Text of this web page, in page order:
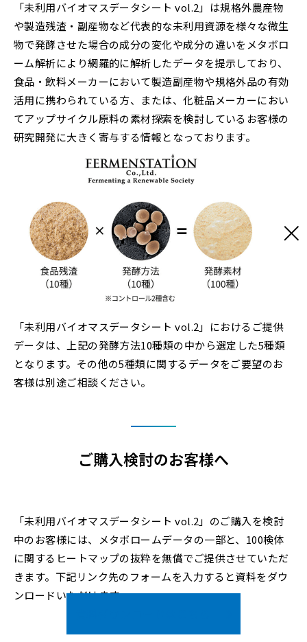
「未利用バイオマスデータシート vol.2」は規格外農産物
や製造残渣・副産物など代表的な未利用資源を様々な微生
物で発酵させた場合の成分の変化や成分の違いをメタボロ
ーム解析により網羅的に解析したデータを提示しており、
食品・飲料メーカーにおいて製造副産物や規格外品の有効
活用に携わられている方、または、化粧品メーカーにおい
てアップサイクル原料の素材探索を検討しているお客様の
研究開発に大きく寄与する情報となっております。
「未利用バイオマスデータシート vol.2」におけるご提供
データは、上記の発酵方法10種類の中から選定した5種類
となります。その他の5種類に関するデータをご要望のお
客様は別途ご相談ください。
ご購入検討のお客様へ
「未利用バイオマスデータシート vol.2」のご購入を検討
中のお客様には、メタボロームデータの一部と、100検体
に関するヒートマップの抜粋を無償でご提供させていただ
きます。下記リンク先のフォームを入力すると資料をダウ
ンロードいただけます。